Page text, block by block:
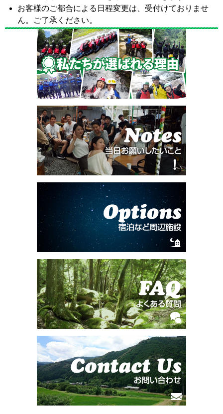
お客様のご都合による日程変更は、受付けておりませ
ん。ご了承ください。